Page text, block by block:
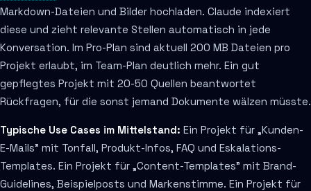
Markdown-Dateien und Bilder hochladen. Claude indexiert
diese und zieht relevante Stellen automatisch in jede
Konversation. Im Pro-Plan sind aktuell 200 MB Dateien pro
Projekt erlaubt, im Team-Plan deutlich mehr. Ein gut
gepflegtes Projekt mit 20-50 Quellen beantwortet
Rückfragen, für die sonst jemand Dokumente wälzen müsste.
Typische Use Cases im Mittelstand: Ein Projekt für „Kunden-
E-Mails" mit Tonfall, Produkt-Infos, FAQ und Eskalations-
Templates. Ein Projekt für „Content-Templates" mit Brand-
Guidelines, Beispielposts und Markenstimme. Ein Projekt für